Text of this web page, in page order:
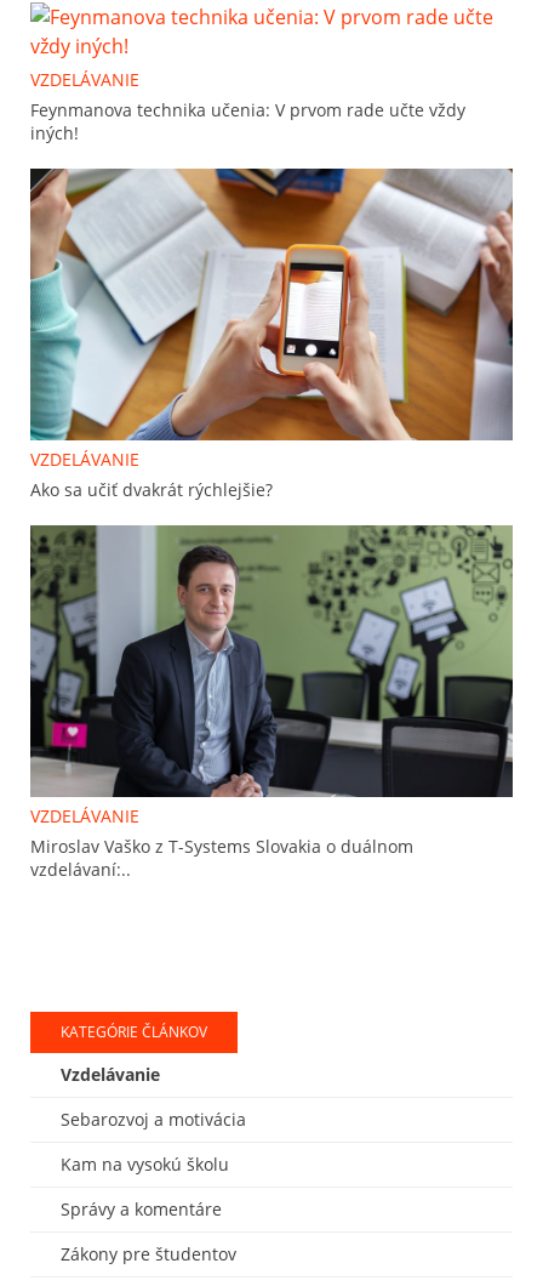
VZDELÁVANIE
Feynmanova technika učenia: V prvom rade učte vždy
iných!
VZDELÁVANIE
Ako sa učiť dvak­rát rých­lej­šie?
VZDELÁVANIE
Miroslav Vaško z T-Systems Slovakia o duálnom
vzdelávaní:..
KATEGÓRIE ČLÁNKOV
Vzdelávanie
Sebarozvoj a motivácia
Kam na vysokú školu
Správy a komentáre
Zákony pre študentov